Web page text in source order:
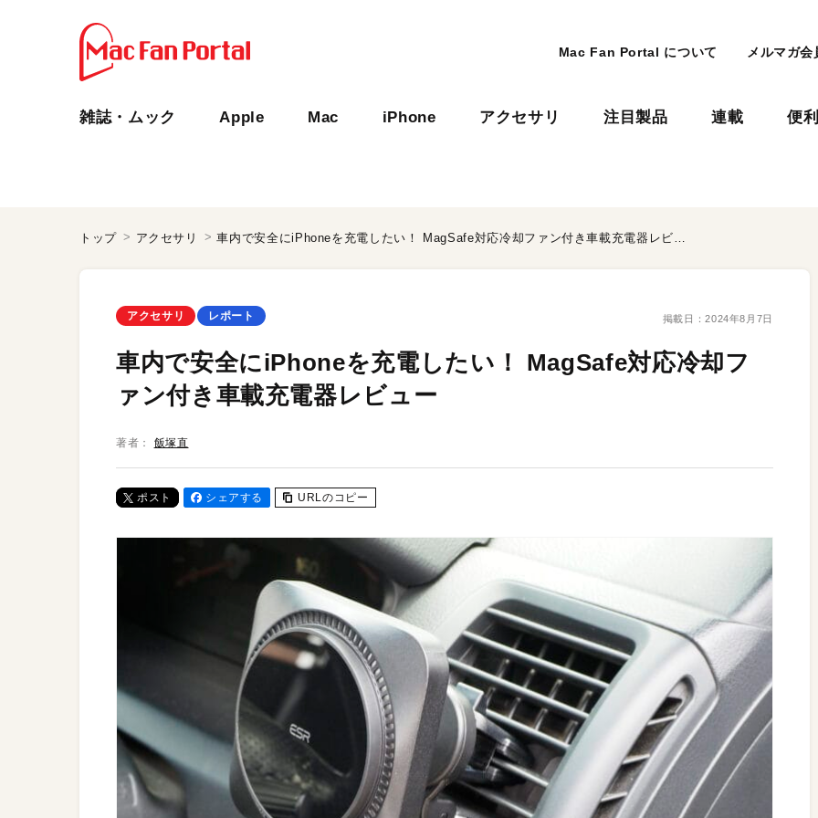
Mac Fan Portal について メルマガ会
雑誌・ムック Apple Mac iPhone アクセサリ 注目製品 連載 便
トップ アクセサリ 車内で安全にiPhoneを充電したい！ MagSafe対応冷却ファン付き車載充電器レビュー
アクセサリ レポート 掲載日：2024年8月7日
車内で安全にiPhoneを充電したい！ MagSafe対応冷却フ
ァン付き車載充電器レビュー
著者： 飯塚直
ポスト シェアする URLのコピー